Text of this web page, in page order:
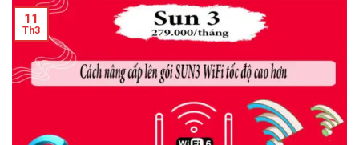
11
Th3